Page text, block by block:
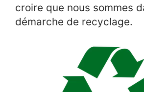
croire que nous sommes
démarche de recyclage.